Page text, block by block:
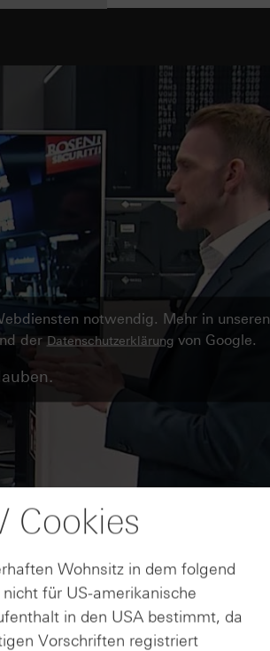
notwendig. Mehr in unseren
der Datenschutzerklärungvon Google.
Cookies
Wohnsitz in dem folgend
für US-amerikanische
in den USA bestimmt, da
Vorschriften registriert